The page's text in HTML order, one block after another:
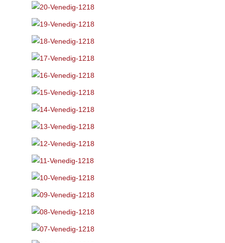
Hochzeiten
Studio
Modellsuche
KONTAKT
Kontakt
Newsletter abonnieren
SHOP